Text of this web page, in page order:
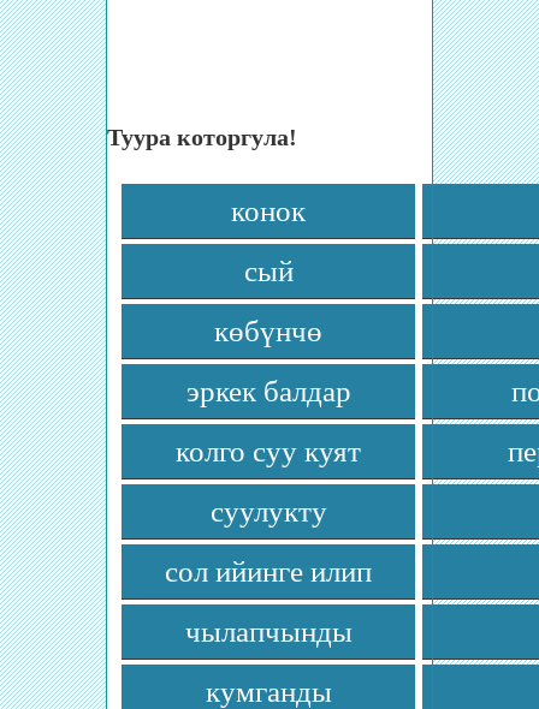
Туура которгула!
конок
сый
көбүнчө
эркек балдар
колго суу куят
суулукту
сол ийинге илип
чылапчынды
кумганды